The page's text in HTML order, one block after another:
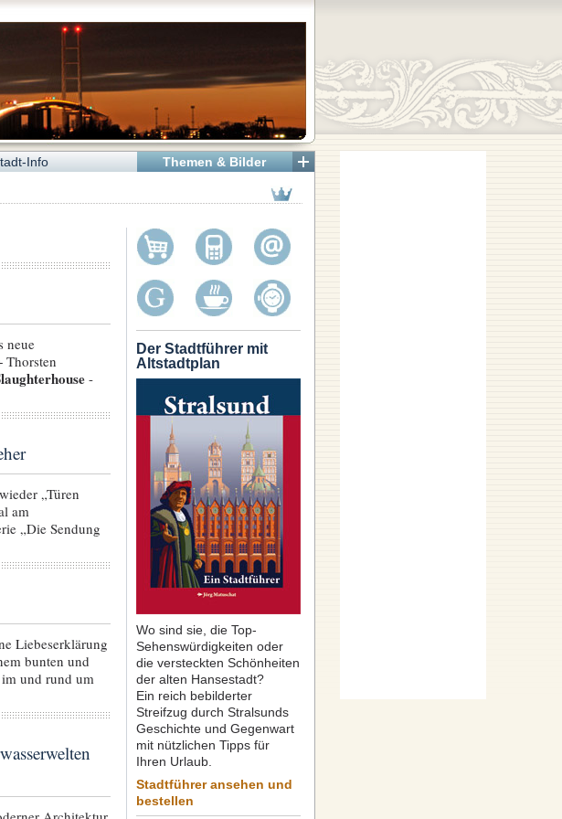
Themen & Bilder
Info
Der Stadtführer mit
Altstadtplan
Wo sind sie, die Top-
Sehenswürdigkeiten oder
die versteckten Schönheiten
der alten Hansestadt?
Ein reich bebilderter
Streifzug durch Stralsunds
Geschichte und Gegenwart
mit nützlichen Tipps für
Ihren Urlaub.
Stadtführer ansehen und
bestellen
neue
-
„Türen
am
„Die Sendung
Liebeserklärung
bunten und
und rund um